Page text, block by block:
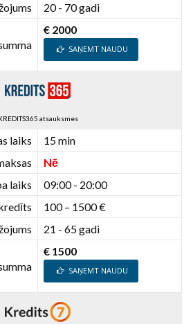
20 - 70 gadi
€ 2000
SAŅEMT NAUDU
atsauksmes
laiks
15 min
Nē
laiks
09:00 - 20:00
100 – 1500 €
21 - 65 gadi
€ 1500
SAŅEMT NAUDU